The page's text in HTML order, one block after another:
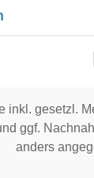
inkl. gesetzl.
ggf.
anders